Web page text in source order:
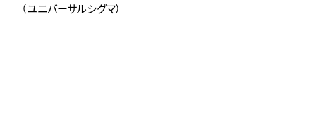
（ユニバーサルシグマ）